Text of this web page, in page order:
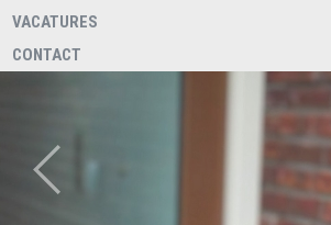
VACATURES
CONTACT
Lockhouse heeft een 24/7 storingsdienst